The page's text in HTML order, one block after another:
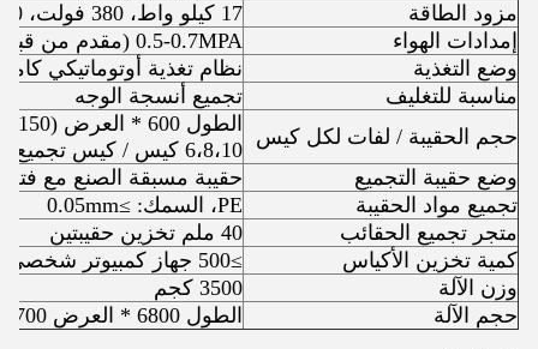
مزود الطاقة
17 كيلو واط، 380 فولت، 50 هرتز
إمدادات الهواء
0.5-0.7MPA (مقدم من قبل المستخدم)
وضع التغذية
نظام تغذية أوتوماتيكي
مناسبة للتغليف
تجميع أنسجة الوجه
حجم الحقيبة / لفات لكل كيس
الطول 600 * العرض (150-420) * الارتفاع (80-105) ملم
6،8،10 كيس / كيس تجميع
وضع حقيبة التجميع
حقيبة مسبقة الصنع مع
تجميع مواد الحقيبة
PE، السمك: ≥0.05mm
متجر تجميع الحقائب
40 ملم تخزين حقيبتين
كمية تخزين الأكياس
≥500 جهاز كمبيوتر شخصى
وزن الآلة
3500 كجم
حجم الآلة
الطول 6800 * العرض 3700 * الارتفاع 1600 ملم